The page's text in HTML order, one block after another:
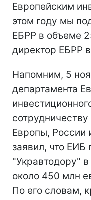
Европейским
этом году мы
ЕБРР в объеме
директор ЕБРР
Напомним, 5
департамента
Европы, России
заявил, что ЕИБ
"Укравтодору" в
около 450 млн
По его словам,